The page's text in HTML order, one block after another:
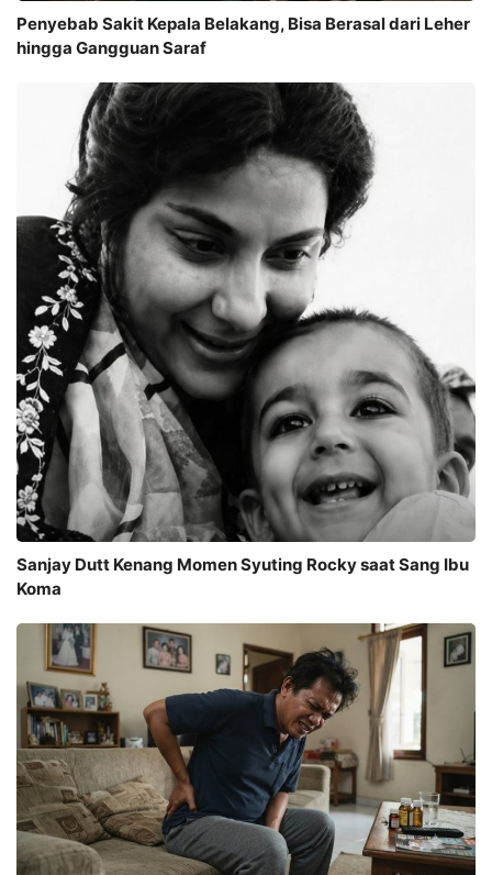
Penyebab Sakit Kepala Belakang, Bisa Berasal dari Leher
hingga Gangguan Saraf
Sanjay Dutt Kenang Momen Syuting Rocky saat Sang Ibu
Koma